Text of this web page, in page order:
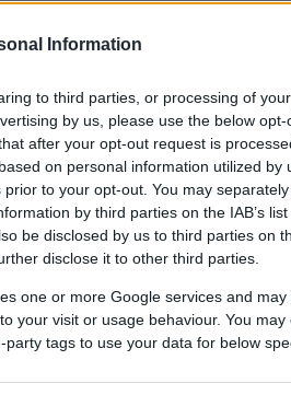
Information
to third parties, or processing of
by us, please use the below
after your opt-out request is
on personal information utilized by
to your opt-out. You may
by third parties on the IAB’s
be disclosed by us to third parties on
disclose it to other third parties.
one or more Google services and
your visit or usage behaviour. You
tags to use your data for below